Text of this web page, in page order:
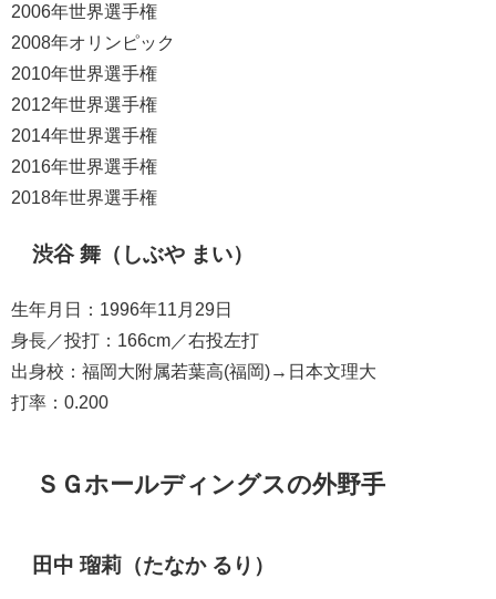
2006年世界選手権
2008年オリンピック
2010年世界選手権
2012年世界選手権
2014年世界選手権
2016年世界選手権
2018年世界選手権
渋谷 舞（しぶや まい）
生年月日：1996年11月29日
身長／投打：166cm／右投左打
出身校：福岡大附属若葉高(福岡)→日本文理大
打率：0.200
ＳＧホールディングスの外野手
田中 瑠莉（たなか るり）